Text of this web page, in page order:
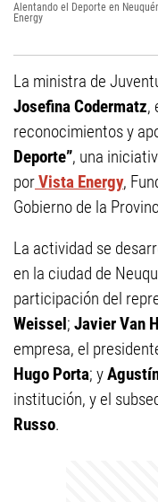
Alentando el Deporte en
Energy
La ministra de
Josefina Codermatz,
reconocimientos y
Deporte”, una
porVista Energy,
Gobierno de la
La actividad se
en la ciudad de
participación del
Weissel; Javier Van
empresa, el
Hugo Porta; y
institución, y el
Russo.